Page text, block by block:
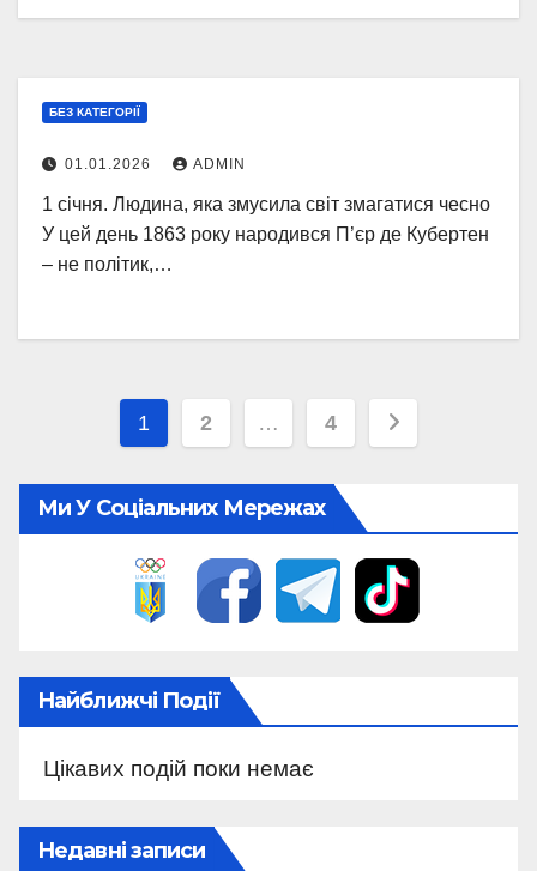
БЕЗ КАТЕГОРІЇ
01.01.2026 ADMIN
1 січня. Людина, яка змусила світ змагатися чесно
У цей день 1863 року народився П’єр де Кубертен
– не політик,…
Пагінація
записів
1 2 … 4
Ми У Соціальних Мережах
Найближчі Події
Цікавих подій поки немає
Недавні записи